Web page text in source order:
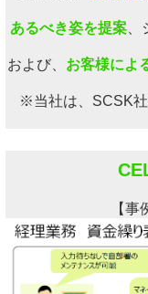
あるべき姿を提案、
および、 お客様によ
※当社は、SCSK社
【